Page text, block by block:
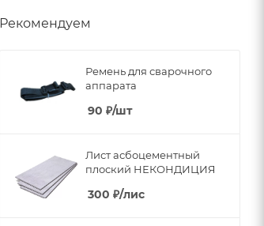
Рекомендуем
Ремень для сварочного
аппарата
90 ₽/шт
Лист асбоцементный
плоский НЕКОНДИЦИЯ
300 ₽/лис